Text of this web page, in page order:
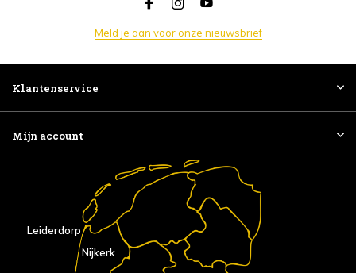
Meld je aan voor onze nieuwsbrief
Klantenservice
Mijn account
Nijkerk
Leiderdorp